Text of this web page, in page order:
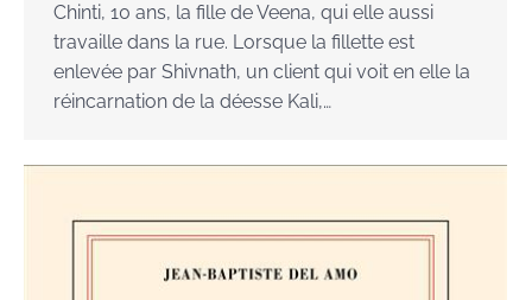
Chinti, 10 ans, la fille de Veena, qui elle aussi
travaille dans la rue. Lorsque la fillette est
enlevée par Shivnath, un client qui voit en elle la
réincarnation de la déesse Kali,…